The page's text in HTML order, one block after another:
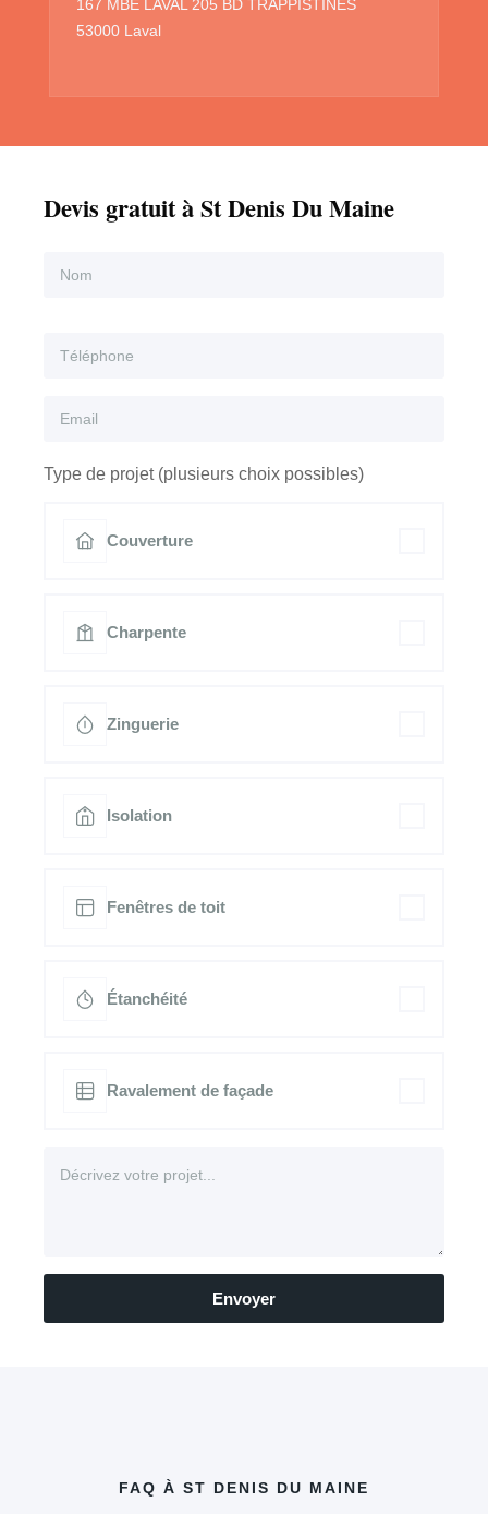
167 MBE LAVAL 205 BD TRAPPISTINES
53000 Laval
Devis gratuit à St Denis Du Maine
Type de projet (plusieurs choix possibles)
Couverture
Charpente
Zinguerie
Isolation
Fenêtres de toit
Étanchéité
Ravalement de façade
Envoyer
FAQ À ST DENIS DU MAINE